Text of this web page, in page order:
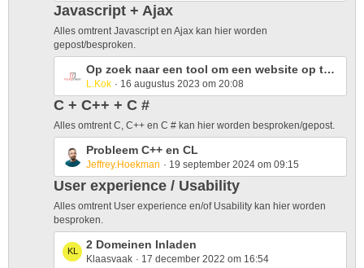
t
s
s
P
o
s
Javascript + Ajax
Alles omtrent Javascript en Ajax kan hier worden
gepost/besproken.
s
P
o
s
t
s
Op zoek naar een tool om een website op te nemen
L.Kok 16 augustus 2023 om 20:08
C + C++ + C #
Alles omtrent C, C++ en C # kan hier worden besproken/gepost.
L
a
s
P
o
s
Probleem C++ en CL
Jeffrey.Hoekman 19 september 2024 om 09:15
User experience / Usability
Alles omtrent User experience en/of Usability kan hier worden
besproken.
L
a
2 Domeinen Inladen
Klaasvaak 17 december 2022 om 16:54